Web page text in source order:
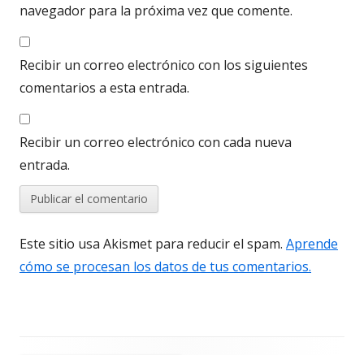
navegador para la próxima vez que comente.
Recibir un correo electrónico con los siguientes
comentarios a esta entrada.
Recibir un correo electrónico con cada nueva
entrada.
Este sitio usa Akismet para reducir el spam. Aprende
cómo se procesan los datos de tus comentarios.